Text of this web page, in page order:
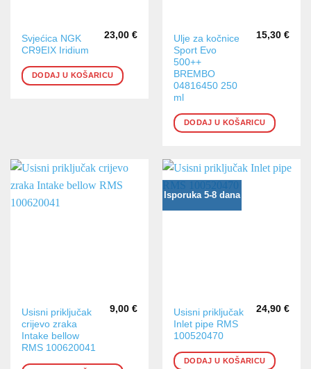
Svjećica NGK
CR9EIX Iridium
23,00 €
DODAJ U KOŠARICU
Ulje za kočnice
Sport Evo
500++
BREMBO
04816450 250
ml
15,30 €
DODAJ U KOŠARICU
Usisni priključak
crijevo zraka
Intake bellow
RMS 100620041
9,00 €
Isporuka 5-8 dana
Usisni priključak
Inlet pipe RMS
100520470
24,90 €
DODAJ U KOŠARICU